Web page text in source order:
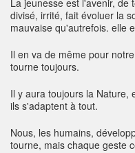
La jeunesse est l'avenir, de
divisé, irrité, fait évoluer la
mauvaise qu'autrefois. elle
Il en va de même pour
tourne toujours.
Il y aura toujours la Nature,
ils s'adaptent à tout.
Nous, les humains,
tourne, mais chaque geste